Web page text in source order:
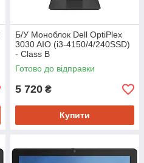
Б/У Моноблок Dell OptiPlex
3030 AIO (i3-4150/4/240SSD)
- Class B
Готово до відправки
5 720 ₴
Купити